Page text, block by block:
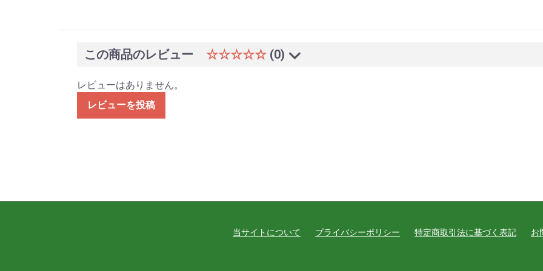
この商品のレビュー ☆☆☆☆☆ (0)
レビューはありません。
レビューを投稿
当サイトについて プライバシーポリシー 特定商取引法に基づく表記 お